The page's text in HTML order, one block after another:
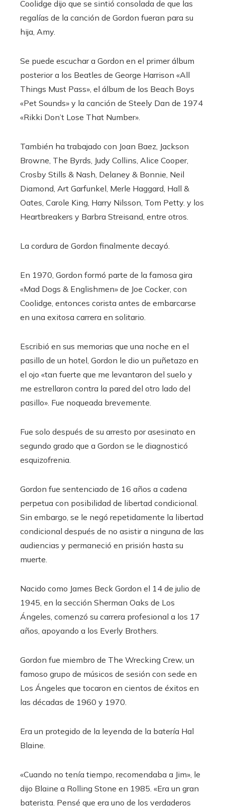
Coolidge dijo que se sintió consolada de que las
regalías de la canción de Gordon fueran para su
hija, Amy.
Se puede escuchar a Gordon en el primer álbum
posterior a los Beatles de George Harrison «All
Things Must Pass», el álbum de los Beach Boys
«Pet Sounds» y la canción de Steely Dan de 1974
«Rikki Don’t Lose That Number».
También ha trabajado con Joan Baez, Jackson
Browne, The Byrds, Judy Collins, Alice Cooper,
Crosby Stills & Nash, Delaney & Bonnie, Neil
Diamond, Art Garfunkel, Merle Haggard, Hall &
Oates, Carole King, Harry Nilsson, Tom Petty. y los
Heartbreakers y Barbra Streisand, entre otros.
La cordura de Gordon finalmente decayó.
En 1970, Gordon formó parte de la famosa gira
«Mad Dogs & Englishmen» de Joe Cocker, con
Coolidge, entonces corista antes de embarcarse
en una exitosa carrera en solitario.
Escribió en sus memorias que una noche en el
pasillo de un hotel, Gordon le dio un puñetazo en
el ojo «tan fuerte que me levantaron del suelo y
me estrellaron contra la pared del otro lado del
pasillo». Fue noqueada brevemente.
Fue solo después de su arresto por asesinato en
segundo grado que a Gordon se le diagnosticó
esquizofrenia.
Gordon fue sentenciado de 16 años a cadena
perpetua con posibilidad de libertad condicional.
Sin embargo, se le negó repetidamente la libertad
condicional después de no asistir a ninguna de las
audiencias y permaneció en prisión hasta su
muerte.
Nacido como James Beck Gordon el 14 de julio de
1945, en la sección Sherman Oaks de Los
Ángeles, comenzó su carrera profesional a los 17
años, apoyando a los Everly Brothers.
Gordon fue miembro de The Wrecking Crew, un
famoso grupo de músicos de sesión con sede en
Los Ángeles que tocaron en cientos de éxitos en
las décadas de 1960 y 1970.
Era un protegido de la leyenda de la batería Hal
Blaine.
«Cuando no tenía tiempo, recomendaba a Jim», le
dijo Blaine a Rolling Stone en 1985. «Era un gran
baterista. Pensé que era uno de los verdaderos